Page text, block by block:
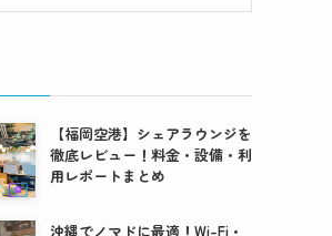
【福岡空港】シェアラウンジを
徹底レビュー！料金・設備・利
用レポートまとめ
沖縄でノマドに最適！Wi-Fi・